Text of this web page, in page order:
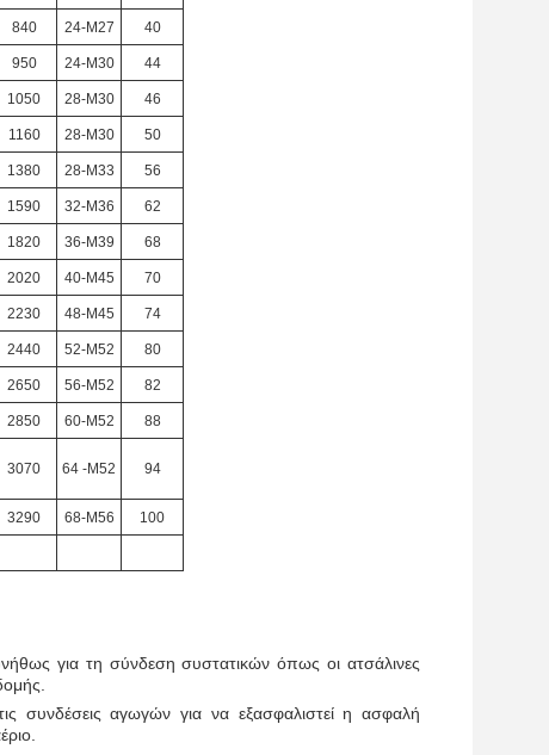
840 24-M27 40
950 24-M30 44
1050 28-Μ30 46
1160 28-Μ30 50
1380 28-M33 56
1590 32-M36 62
1820 36-M39 68
2020 40-M45 70
2230 48-M45 74
2440 52-M52 80
2650 56-M52 82
2850 60-M52 88
3070 64 -M52 94
3290 68-M56 100
για τη σύνδεση συστατικών όπως οι ατσάλινες
συνδέσεις αγωγών για να εξασφαλιστεί η ασφαλή